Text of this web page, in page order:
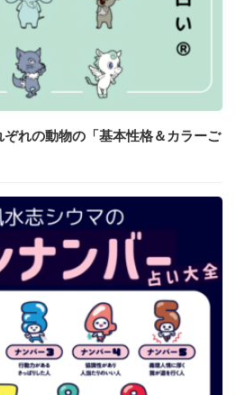
ぞれの動物の「基本性格＆カラーご